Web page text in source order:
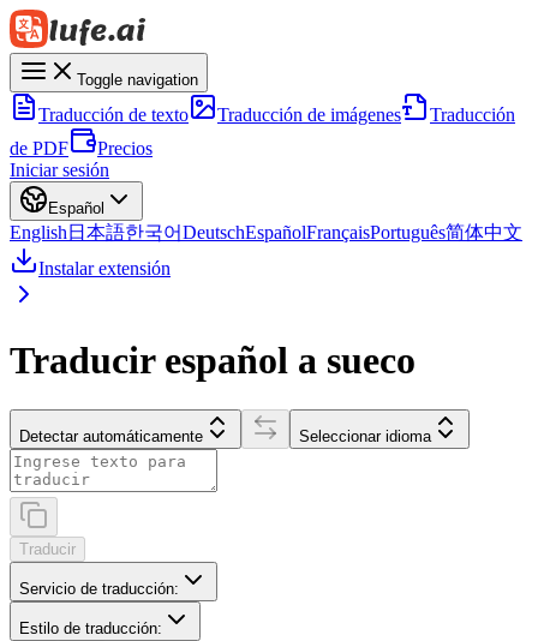
Toggle navigation
Traducción de texto Traducción de imágenes
Traducción
de PDF
Precios
Iniciar sesión
Español
English 日本語한국어DeutschEspañolFrançaisPortuguês简体中文
Instalar extensión
Traducir español a sueco
Detectar automáticamente Seleccionar idioma
Traducir
Servicio de traducción:
Estilo de traducción: